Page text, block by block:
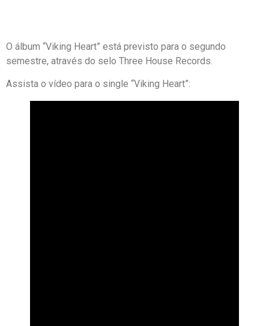
O álbum “Viking Heart” está previsto para o segundo
semestre, através do selo Three House Records.
Assista o vídeo para o single “Viking Heart”: